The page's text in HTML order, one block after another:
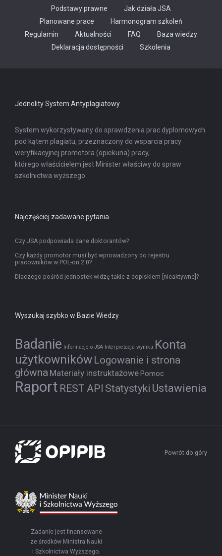
Podstawy prawne
Jak działa JSA
Planowane prace
Harmonogram szkoleń
Regulamin
Aktualności FAQ
Baza wiedzy
Deklaracja dostępności
Szkolenia
Jednolity System Antyplagiatowy
System wykorzystywany do sprawdzenia prac dyplomowych
pod kątem plagiatu, przeznaczony do wsparcia pracy
weryfikacyjnej promotora (opiekuna) pracy,
którego właścicielem jest Minister właściwy do spraw
szkolnictwa wyższego.
Najczęściej zadawane pytania
Czy JSA podpowiada dane doktorantów?
Czy każdy promotor musi być wprowadzony do rejestru
pracowników w POL-on 2.0?
Dlaczego pośród jednostek widzę takie z dopiskiem [nieaktywne]?
Wyszukaj szybko w Bazie Wiedzy
Badanie Informacje o JSA Interpretacja wyniku Konta
użytkowników Logowanie i strona
główna Materiały instruktażowe Pomoc
Raport REST API Statystyki Ustawienia
Zadanie jest finansowane
ze środków Ministra Nauki
i Szkolnictwa Wyższego.
Powrót do góry